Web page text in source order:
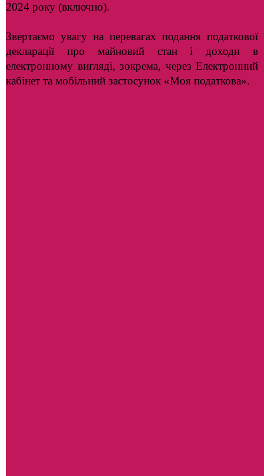
2024 року (включно).
Звертаємо увагу на перевагах подання податкової
декларації про майновий стан і доходи в
електронному вигляді, зокрема, через Електронний
кабінет та мобільний застосунок «Моя податкова».